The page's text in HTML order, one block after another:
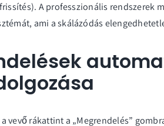
A professzionális rendszerek
ami a skálázódás
vevő rákattint a „Megrendelés”